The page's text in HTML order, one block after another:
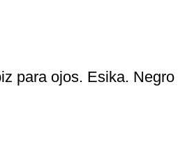
para ojos. Esika. Negro